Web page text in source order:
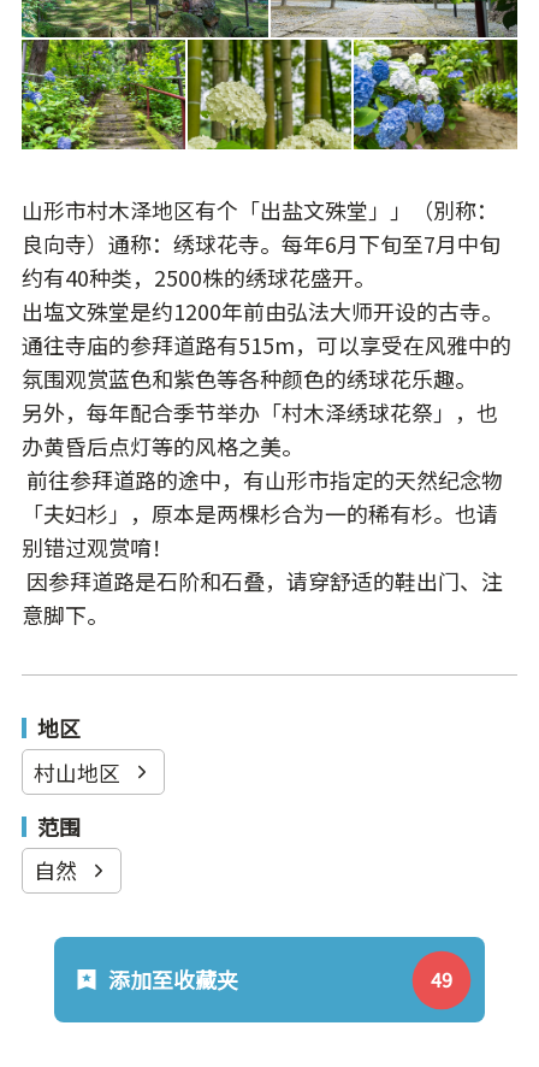
山形市村木泽地区有个「出盐文殊堂」」（別称：
良向寺）通称：绣球花寺。每年6月下旬至7月中旬
约有40种类，2500株的绣球花盛开。
出塩文殊堂是约1200年前由弘法大师开设的古寺。
通往寺庙的参拜道路有515m，可以享受在风雅中的
氛围观赏蓝色和紫色等各种颜色的绣球花乐趣。
另外，每年配合季节举办「村木泽绣球花祭」，也
办黄昏后点灯等的风格之美。
前往参拜道路的途中，有山形市指定的天然纪念物
「夫妇杉」，原本是两棵杉合为一的稀有杉。也请
别错过观赏唷！
因参拜道路是石阶和石叠，请穿舒适的鞋出门、注
意脚下。
地区
村山地区
范围
自然
添加至收藏夹